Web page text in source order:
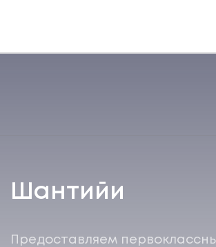
Шантийи
Предоставляем